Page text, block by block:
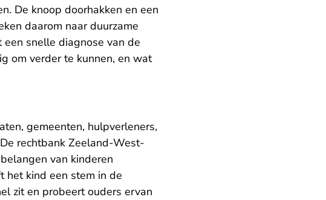
De knoop doorhakken en een
daarom naar duurzame
snelle diagnose van de
om verder te kunnen, en wat
gemeenten, hulpverleners,
rechtbank Zeeland-West-
van kinderen
het kind een stem in de
zit en probeert ouders ervan